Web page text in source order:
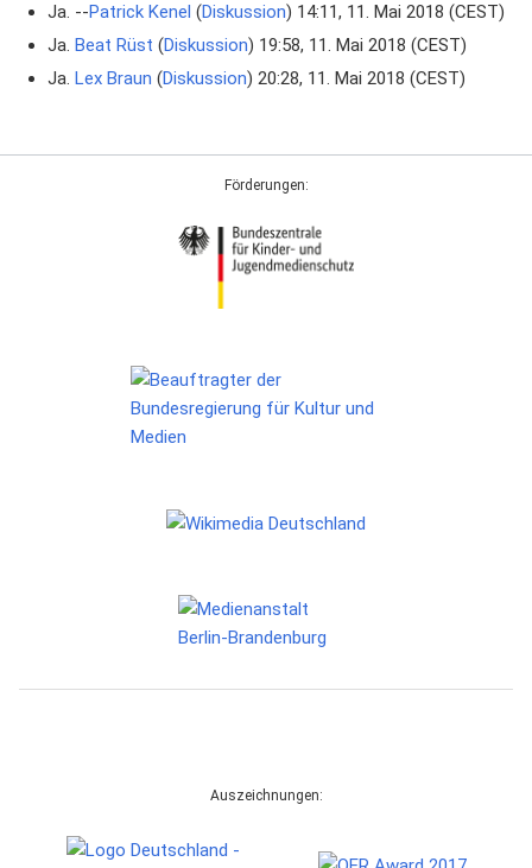
Ja. --Patrick Kenel (Diskussion) 14:11, 11. Mai 2018 (CEST)
Ja. Beat Rüst (Diskussion) 19:58, 11. Mai 2018 (CEST)
Ja. Lex Braun (Diskussion) 20:28, 11. Mai 2018 (CEST)
Förderungen:
Auszeichnungen: